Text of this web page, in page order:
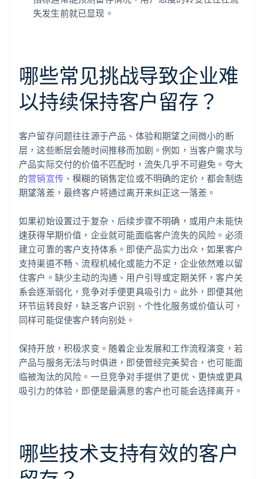
失发生前就已显现。
哪些常见挑战导致企业难
以持续保持客户留存？
客户留存问题往往源于产品、体验和期望之间微小的断
层，这些断层会随时间推移而加剧。例如，当客户需求与
产品实际交付的价值不匹配时，流失几乎不可避免。夸大
的营销宣传 、模糊的销售定位或不明确的定价，都会制造
期望落差，最终客户将通过离开来纠正这一落差。
如果初始设置过于复杂、后续步骤不明确，或用户未能快
速获得早期价值，企业就可能面临客户流失的风险。必须
建立可靠的客户支持体系。即使产品实力出众，如果客户
支持渠道不畅、流程机械化或能力不足，企业依然难以留
住客户。缺少主动的沟通、用户引导或定期关怀，客户关
系会逐渐弱化，竞争对手便更具吸引力。此外，即便其他
环节运转良好，缺乏客户识别、个性化服务或价值认可，
同样可能促使客户转向别处。
保持开放，积极求变。随着企业发展和工作流程演变，若
产品与服务无法与时俱进，即使曾经完美契合，也可能面
临被淘汰的风险。一旦竞争对手提供了更优、更快或更具
吸引力的体验，即便是最满意的客户也可能会选择离开。
哪些技术支持有效的客户